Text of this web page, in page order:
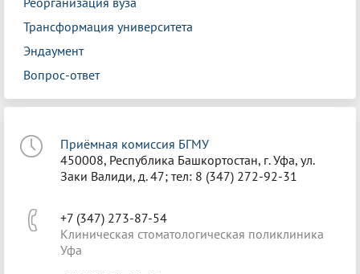
Трансформация университета
Эндаумент
Вопрос-ответ
Приёмная комиссия БГМУ
450008, Республика Башкортостан, г. Уфа, ул.
Заки Валиди, д. 47; тел: 8 (347) 272-92-31
+7 (347) 273-87-54
Клиническая стоматологическая поликлиника
Уфа